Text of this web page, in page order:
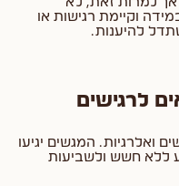
וקיימת רגישות או
להיענות.
לרגישים
ואלרגיות. המגשים יגיעו
ללא חשש ולשביעות